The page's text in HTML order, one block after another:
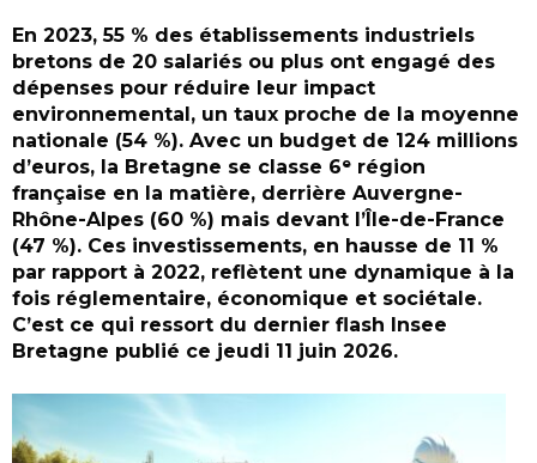
En 2023, 55 % des établissements industriels
bretons de 20 salariés ou plus ont engagé des
dépenses pour réduire leur impact
environnemental, un taux proche de la moyenne
nationale (54 %). Avec un budget de 124 millions
d’euros, la Bretagne se classe 6ᵉ région
française en la matière, derrière Auvergne-
Rhône-Alpes (60 %) mais devant l’Île-de-France
(47 %). Ces investissements, en hausse de 11 %
par rapport à 2022, reflètent une dynamique à la
fois réglementaire, économique et sociétale.
C’est ce qui ressort du dernier flash Insee
Bretagne publié ce jeudi 11 juin 2026.